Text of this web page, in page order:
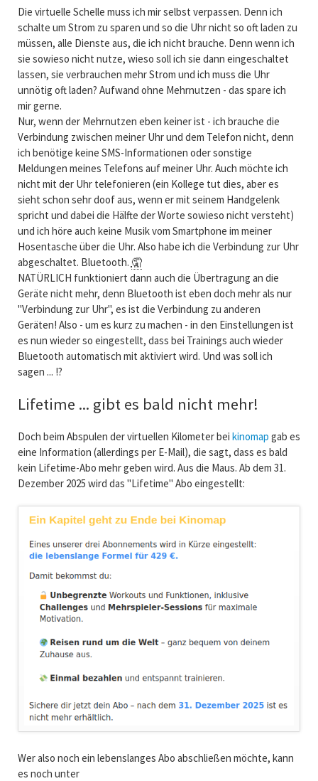
Die virtuelle Schelle muss ich mir selbst verpassen. Denn ich
schalte um Strom zu sparen und so die Uhr nicht so oft laden zu
müssen, alle Dienste aus, die ich nicht brauche. Denn wenn ich
sie sowieso nicht nutze, wieso soll ich sie dann eingeschaltet
lassen, sie verbrauchen mehr Strom und ich muss die Uhr
unnötig oft laden? Aufwand ohne Mehrnutzen - das spare ich
mir gerne.
Nur, wenn der Mehrnutzen eben keiner ist - ich brauche die
Verbindung zwischen meiner Uhr und dem Telefon nicht, denn
ich benötige keine SMS-Informationen oder sonstige
Meldungen meines Telefons auf meiner Uhr. Auch möchte ich
nicht mit der Uhr telefonieren (ein Kollege tut dies, aber es
sieht schon sehr doof aus, wenn er mit seinem Handgelenk
spricht und dabei die Hälfte der Worte sowieso nicht versteht)
und ich höre auch keine Musik vom Smartphone im meiner
Hosentasche über die Uhr. Also habe ich die Verbindung zur Uhr
abgeschaltet. Bluetooth. 🤦
NATÜRLICH funktioniert dann auch die Übertragung an die
Geräte nicht mehr, denn Bluetooth ist eben doch mehr als nur
"Verbindung zur Uhr", es ist die Verbindung zu anderen
Geräten! Also - um es kurz zu machen - in den Einstellungen ist
es nun wieder so eingestellt, dass bei Trainings auch wieder
Bluetooth automatisch mit aktiviert wird. Und was soll ich
sagen ... !?
Lifetime ... gibt es bald nicht mehr!
Doch beim Abspulen der virtuellen Kilometer bei kinomap gab es
eine Information (allerdings per E-Mail), die sagt, dass es bald
kein Lifetime-Abo mehr geben wird. Aus die Maus. Ab dem 31.
Dezember 2025 wird das "Lifetime" Abo eingestellt:
Wer also noch ein lebenslanges Abo abschließen möchte, kann
es noch unter